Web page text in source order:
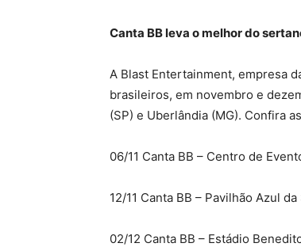
Canta BB leva o melhor do
A Blast Entertainment, empresa
brasileiros, em novembro e
(SP) e Uberlândia (MG). Confira
06/11 Canta BB – Centro de
12/11 Canta BB – Pavilhão Azul
02/12 Canta BB – Estádio